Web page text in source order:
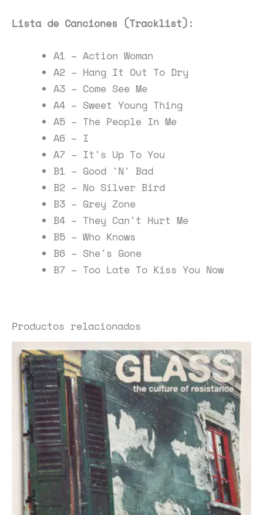
Lista de Canciones (Tracklist):
A1 – Action Woman
A2 – Hang It Out To Dry
A3 – Come See Me
A4 – Sweet Young Thing
A5 – The People In Me
A6 – I
A7 – It's Up To You
B1 – Good 'N' Bad
B2 – No Silver Bird
B3 – Grey Zone
B4 – They Can't Hurt Me
B5 – Who Knows
B6 – She's Gone
B7 – Too Late To Kiss You Now
Productos relacionados